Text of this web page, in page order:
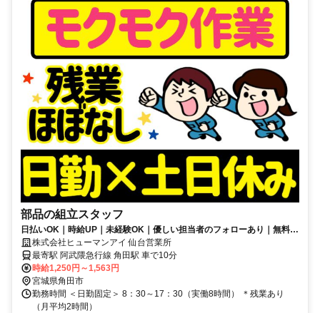
部品の組立スタッフ
日払いOK｜時給UP｜未経験OK｜優しい担当者のフォローあり｜無料駐
車場完備｜角田駅より車で10分｜
株式会社ヒューマンアイ 仙台営業所
最寄駅 阿武隈急行線 角田駅 車で10分
時給1,250円～1,563円
宮城県角田市
勤務時間 ＜日勤固定＞ 8：30～17：30（実働8時間） ＊残業あり
（月平均2時間）